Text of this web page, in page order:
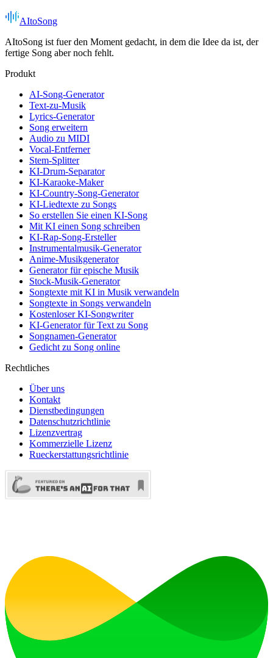
AItoSong
AItoSong ist fuer den Moment gedacht, in dem die Idee da ist, der
fertige Song aber noch fehlt.
Produkt
AI-Song-Generator
Text-zu-Musik
Lyrics-Generator
Song erweitern
Audio zu MIDI
Vocal-Entferner
Stem-Splitter
KI-Drum-Separator
KI-Karaoke-Maker
KI-Country-Song-Generator
KI-Liedtexte zu Songs
So erstellen Sie einen KI-Song
Mit KI einen Song schreiben
KI-Rap-Song-Ersteller
Instrumentalmusik-Generator
Anime-Musikgenerator
Generator für epische Musik
Stock-Musik-Generator
Songtexte mit KI in Musik verwandeln
Songtexte in Songs verwandeln
Kostenloser KI-Songwriter
KI-Generator für Text zu Song
Songnamen-Generator
Gedicht zu Song online
Rechtliches
Über uns
Kontakt
Dienstbedingungen
Datenschutzrichtlinie
Lizenzvertrag
Kommerzielle Lizenz
Rueckerstattungsrichtlinie